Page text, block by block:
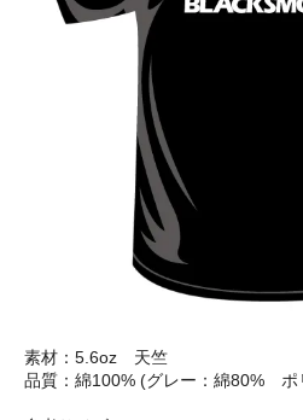
素材：5.6oz 天竺
品質：綿100% (グレー：綿80% ポ